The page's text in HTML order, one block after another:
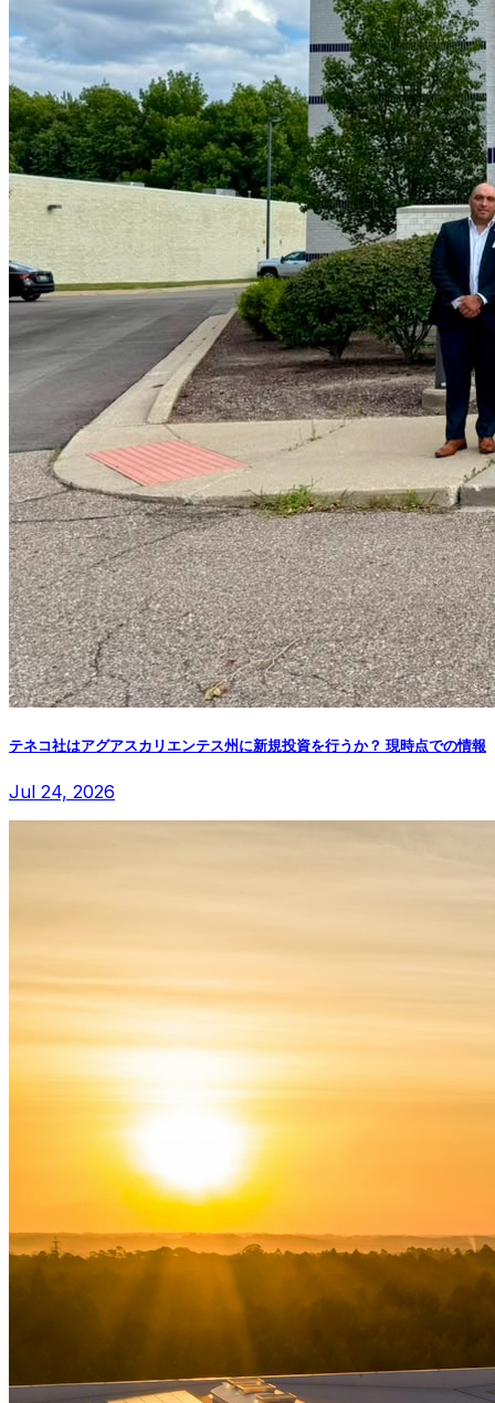
テネコ社はアグアスカリエンテス州に新規投資を行うか？ 現時点での情報
Jul 24, 2026